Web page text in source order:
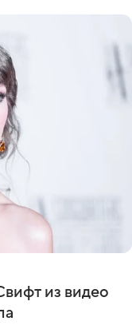
из видео